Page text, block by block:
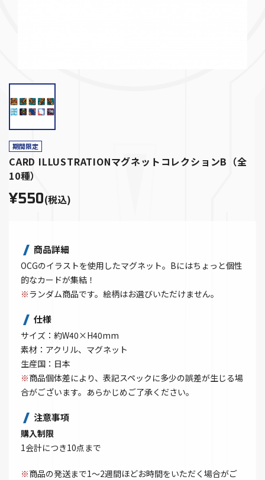
期間限定
CARD ILLUSTRATIONマグネットコレクションB（全
10種）
¥550(税込)
商品詳細
OCGのイラストを使用したマグネット。Bにはちょっと個性
的なカードが集結！
※ランダム商品です。絵柄はお選びいただけません。
仕様
サイズ：約W40×H40mm
素材：アクリル、マグネット
生産国：日本
※商品個体差により、表記スペックに多少の誤差が生じる場
合がございます。あらかじめご了承ください。
注意事項
購入制限
1会計につき10点まで
※商品の発送まで1～2週間ほどお時間をいただく場合がご